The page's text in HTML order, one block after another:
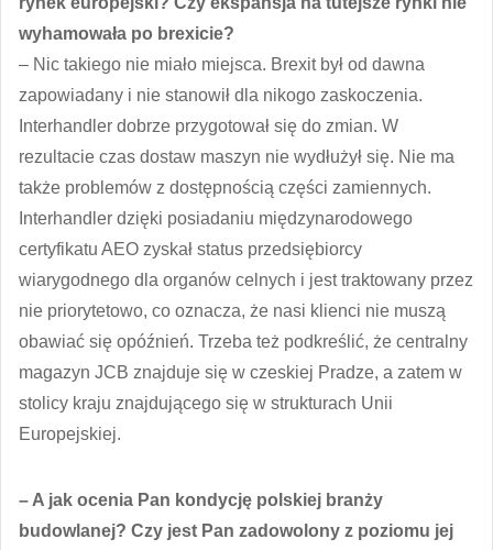
wyhamowała po brexicie?
– Nic takiego nie miało miejsca. Brexit był od dawna
zapowiadany i nie stanowił dla nikogo zaskoczenia.
Interhandler dobrze przygotował się do zmian. W
rezultacie czas dostaw maszyn nie wydłużył się. Nie ma
także problemów z dostępnością części zamiennych.
Interhandler dzięki posiadaniu międzynarodowego
certyfikatu AEO zyskał status przedsiębiorcy
wiarygodnego dla organów celnych i jest traktowany przez
nie priorytetowo, co oznacza, że nasi klienci nie muszą
obawiać się opóźnień. Trzeba też podkreślić, że centralny
magazyn JCB znajduje się w czeskiej Pradze, a zatem w
stolicy kraju znajdującego się w strukturach Unii
Europejskiej.
– A jak ocenia Pan kondycję polskiej branży
budowlanej? Czy jest Pan zadowolony z poziomu jej